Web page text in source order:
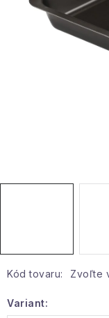
Kolekcia
Zdravie a krása
Veľkoobchodná
Kód tovaru: Zvoľte
Variant: